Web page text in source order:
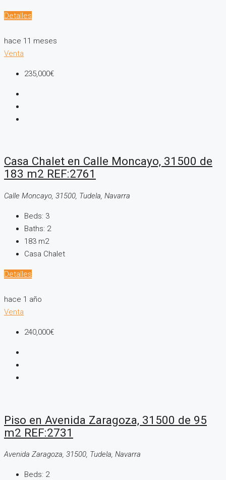
Detalles
hace 11 meses
Venta
235,000€
Casa Chalet en Calle Moncayo, 31500 de
183 m2 REF:2761
Calle Moncayo, 31500, Tudela, Navarra
Beds: 3
Baths: 2
183 m2
Casa Chalet
Detalles
hace 1 año
Venta
240,000€
Piso en Avenida Zaragoza, 31500 de 95
m2 REF:2731
Avenida Zaragoza, 31500, Tudela, Navarra
Beds: 2